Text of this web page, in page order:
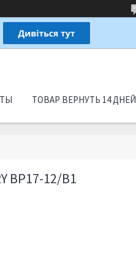
ТОВАР ВЕРНУТЬ 14 ДНЕЙ
BP17-12/B1